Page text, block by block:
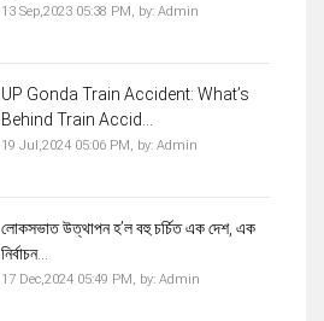
13 Sep,2023 05:38 PM, by: Admin
UP Gonda Train Accident: What’s
Behind Train Accid...
19 Jul,2024 05:06 PM, by: Admin
লোকসভাত উত্থাপন হ’ল বহু চৰ্চিত এক দেশ, এক
নিৰ্বাচন...
17 Dec,2024 05:49 PM, by: Admin